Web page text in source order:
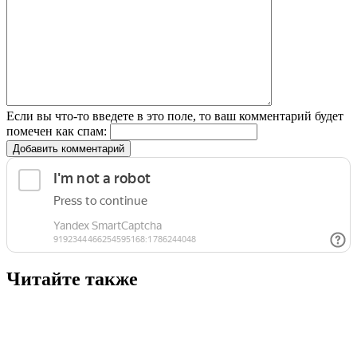
Если вы что-то введете в это поле, то ваш комментарий будет
помечен как спам:
Добавить комментарий
Читайте также